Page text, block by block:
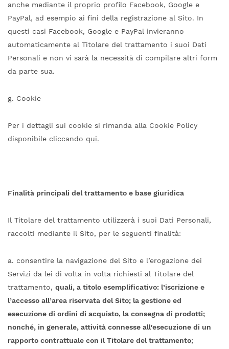
anche mediante il proprio profilo Facebook, Google e
PayPal, ad esempio ai fini della registrazione al Sito. In
questi casi Facebook, Google e PayPal invieranno
automaticamente al Titolare del trattamento i suoi Dati
Personali e non vi sarà la necessità di compilare altri form
da parte sua.
g. Cookie
Per i dettagli sui cookie si rimanda alla Cookie Policy
disponibile cliccando qui.
Finalità principali del trattamento e base giuridica
Il Titolare del trattamento utilizzerà i suoi Dati Personali,
raccolti mediante il Sito, per le seguenti finalità:
a. consentire la navigazione del Sito e l’erogazione dei
Servizi da lei di volta in volta richiesti al Titolare del
trattamento, quali, a titolo esemplificativo: l’iscrizione e
l’accesso all’area riservata del Sito; la gestione ed
esecuzione di ordini di acquisto, la consegna di prodotti;
nonché, in generale, attività connesse all'esecuzione di un
rapporto contrattuale con il Titolare del trattamento;